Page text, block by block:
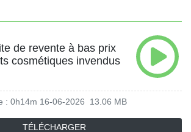
d'artifice. - équipe : Sophie
aimez ce podcast ?
les épisodes sans limite, rendez-vous
de revente à bas prix
cosmétiques invendus
: 0h14m 16-06-2026 13.06 MB
TÉLÉCHARGER